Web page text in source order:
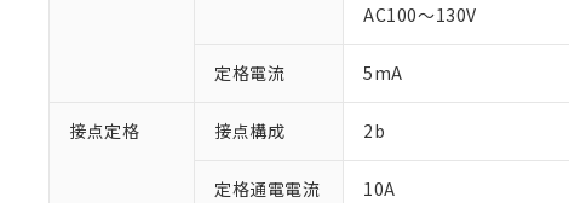
AC100～130V
定格電流 5mA
接点定格 接点構成 2b
定格通電電流 10A
以下の条件をお読み
があります。
*EU RoHS指令（10物質）：
六価クロム(Cr(Ⅵ)) 1000ppm
但し、RoHS指令で産業用
フタル酸エステル類の４物
「×」：最大均質材料
「－」：未確認です
Pb(鉛) :1000ppm、 Hg(水
DBP(フタル酸ジブチル) :
う）を輸出また
記
説明